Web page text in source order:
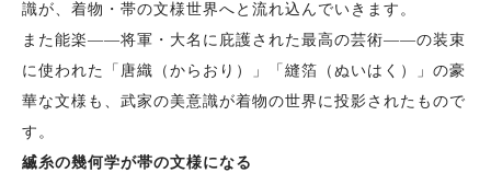
識が、着物・帯の文様世界へと流れ込んでいきます。
また能楽——将軍・大名に庇護された最高の芸術——の装束
に使われた「唐織（からおり）」「縫箔（ぬいはく）」の豪
華な文様も、武家の美意識が着物の世界に投影されたもので
す。
縅糸の幾何学が帯の文様になる